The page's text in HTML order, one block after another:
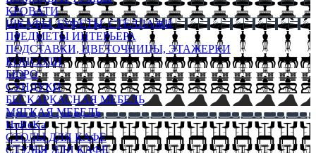
КРОВАТИ
ШКАФЫ, БУФЕТЫ, СТЕЛЛАЖИ
ПРЕДМЕТЫ ИНТЕРЬЕРА
ПОДСТАВКИ, ЦВЕТОЧНИЦЫ, ЭТАЖЕРКИ
КОНСОЛИ
БЮРО
СУНДУКИ
БЕСКАРКАСНАЯ МЕБЕЛЬ
МЯГКАЯ МЕБЕЛЬ
HoReKa
СТОЛЫ ДЛЯ КАФЕ
СТУЛЬЯ ДЛЯ КАФЕ